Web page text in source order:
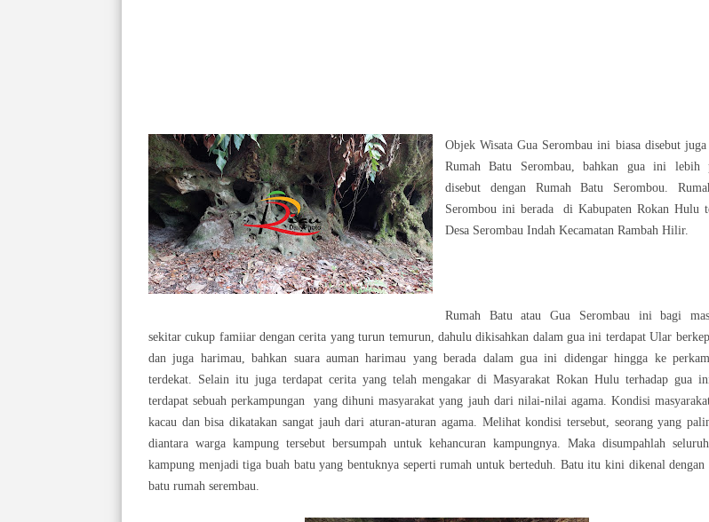
Objek Wisata Gua Serombau ini biasa disebut juga
Rumah Batu Serombau, bahkan gua ini lebih
disebut dengan Rumah Batu Serombou.
Serombou ini berada
di Kabupaten Rokan Hulu
Desa Serombau Indah Kecamatan Rambah Hilir.
Rumah Batu atau Gua Serombau ini bagi
sekitar cukup famiiar dengan cerita yang turun temurun, dahulu dikisahkan dalam gua ini terdapat Ular
dan juga harimau, bahkan suara auman harimau yang berada dalam gua ini didengar hingga ke
terdekat. Selain itu juga terdapat cerita yang telah mengakar di Masyarakat Rokan Hulu terhadap gua
terdapat sebuah perkampungan yang dihuni masyarakat yang jauh dari nilai-nilai agama. Kondisi
kacau dan bisa dikatakan sangat jauh dari aturan-aturan agama. Melihat kondisi tersebut, seorang yang
diantara warga kampung tersebut bersumpah untuk kehancuran kampungnya. Maka disumpahlah
kampung menjadi tiga buah batu yang bentuknya seperti rumah untuk berteduh. Batu itu kini dikenal dengan
batu rumah serembau.